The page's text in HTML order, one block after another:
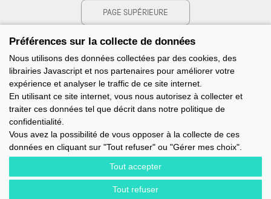
PAGE SUPÉRIEURE
IMOCA - 1 TERRE-PLEIN DU SOUS-MARIN PAPIN - 56100 LORIENT -
Préférences sur la collecte de données
Nous utilisons des données collectées par des cookies, des
librairies Javascript et nos partenaires pour améliorer votre
expérience et analyser le traffic de ce site internet.
En utilisant ce site internet, vous nous autorisez à collecter et
traiter ces données tel que décrit dans notre politique de
confidentialité.
Vous avez la possibilité de vous opposer à la collecte de ces
données en cliquant sur "Tout refuser" ou "Gérer mes choix".
Tout accepter
Tout refuser